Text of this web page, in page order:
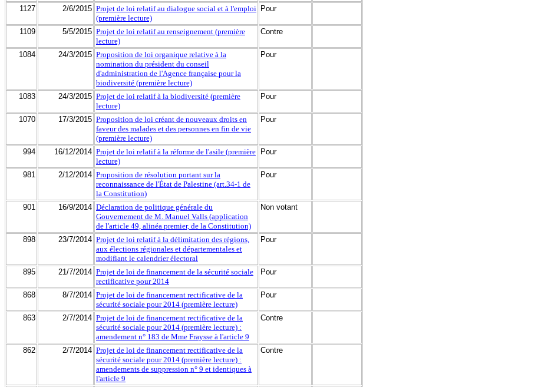
1127 2/6/2015 Projet de loi relatif au dialogue social et à l'emploi
(première lecture)
Pour
1109 5/5/2015 Projet de loi relatif au renseignement (première
lecture)
Contre
1084 24/3/2015 Proposition de loi organique relative à la
nomination du président du conseil
d'administration de l'Agence française pour la
biodiversité (première lecture)
Pour
1083 24/3/2015 Projet de loi relatif à la biodiversité (première
lecture)
Pour
1070 17/3/2015 Proposition de loi créant de nouveaux droits en
faveur des malades et des personnes en fin de vie
(première lecture)
Pour
994 16/12/2014 Projet de loi relatif à la réforme de l'asile (première
lecture)
Pour
981 2/12/2014 Proposition de résolution portant sur la
reconnaissance de l'État de Palestine (art.34-1 de
la Constitution)
Pour
901 16/9/2014 Déclaration de politique générale du
Gouvernement de M. Manuel Valls (application
de l'article 49, alinéa premier, de la Constitution)
Non votant
898 23/7/2014 Projet de loi relatif à la délimitation des régions,
aux élections régionales et départementales et
modifiant le calendrier électoral
Pour
895 21/7/2014 Projet de loi de financement de la sécurité sociale
rectificative pour 2014
Pour
868 8/7/2014 Projet de loi de financement rectificative de la
sécurité sociale pour 2014 (première lecture)
Pour
863 2/7/2014 Projet de loi de financement rectificative de la
sécurité sociale pour 2014 (première lecture) :
amendement n° 183 de Mme Fraysse à l'article 9
Contre
862 2/7/2014 Projet de loi de financement rectificative de la
sécurité sociale pour 2014 (première lecture) :
amendements de suppression n° 9 et identiques à
l'article 9
Contre